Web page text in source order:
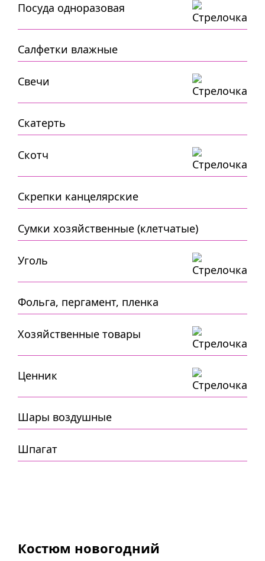
Посуда одноразовая
Салфетки влажные
Свечи
Скатерть
Скотч
Скрепки канцелярские
Сумки хозяйственные (клетчатые)
Уголь
Фольга, пергамент, пленка
Хозяйственные товары
Ценник
Шары воздушные
Шпагат
Костюм новогодний